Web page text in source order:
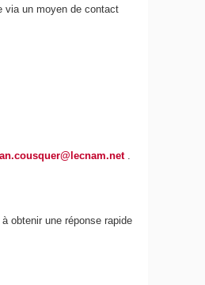
via un moyen de contact
obtenir une réponse rapide